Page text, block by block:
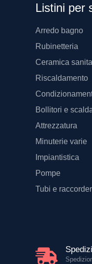
Listini per
Arredo bagno
Rubinetteria
Ceramica
Riscaldamento
Bollitori e
Attrezzatura
Minuterie varie
Impiantistica
Pompe
Tubi e